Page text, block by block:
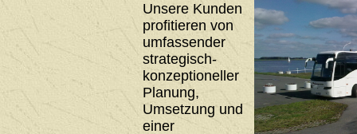
Unsere Kunden
profitieren von
umfassender
strategisch-
konzeptioneller
Planung,
Umsetzung und
einer